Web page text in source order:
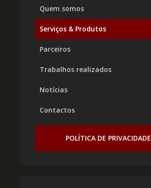
Quem somos
Serviços & Produtos
Parceiros
Trabalhos realizados
Notícias
Contactos
POLÍTICA DE PRIVACIDADE